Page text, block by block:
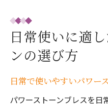
日常使いに適
ンの選び方
日常で使いやすいパワー
パワーストーンブレスを日